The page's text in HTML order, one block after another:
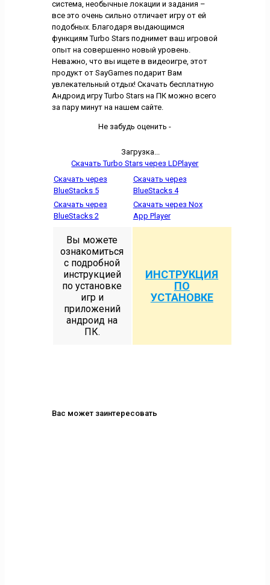
система, необычные локации и задания –
все это очень сильно отличает игру от ей
подобных. Благодаря выдающимся
функциям Turbo Stars поднимет ваш игровой
опыт на совершенно новый уровень.
Неважно, что вы ищете в видеоигре, этот
продукт от SayGames подарит Вам
увлекательный отдых! Скачать бесплатную
Андроид игру Turbo Stars на ПК можно всего
за пару минут на нашем сайте.
Не забудь оценить -
Загрузка...
Скачать Turbo Stars через LDPlayer
Скачать через
BlueStacks 5
Скачать через
BlueStacks 4
Скачать через
BlueStacks 2
Скачать через Nox
App Player
Вы можете
ознакомиться
с подробной
инструкцией
по установке
игр и
приложений
андроид на
ПК.
ИНСТРУКЦИЯ
ПО
УСТАНОВКЕ
Вас может заинтересовать